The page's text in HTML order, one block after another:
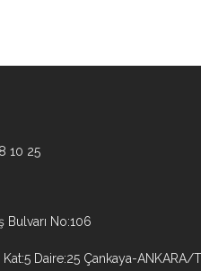
10 25
Bulvarı No:106
Daire:25 Çankaya-ANKARA/